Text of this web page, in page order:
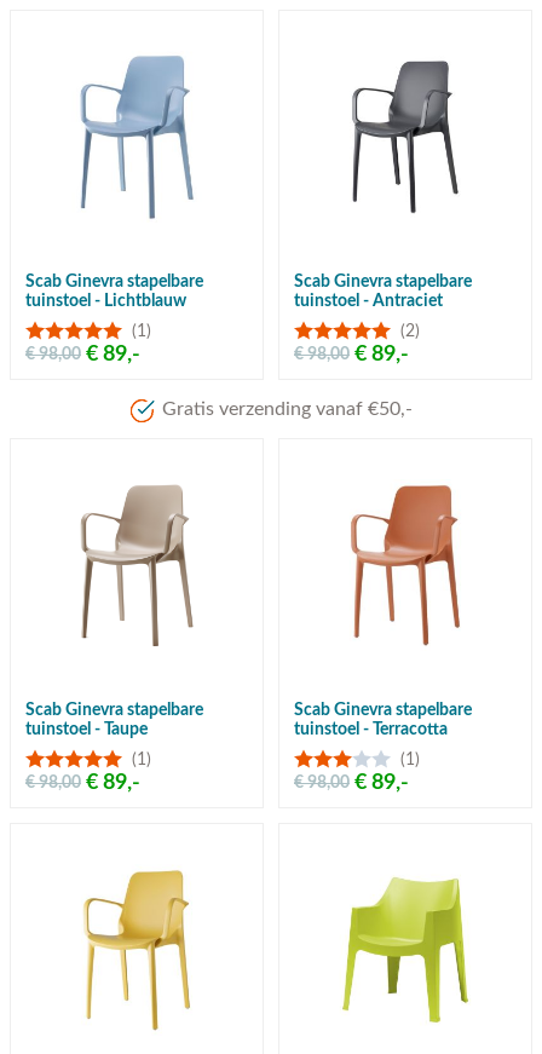
Scab Ginevra stapelbare
tuinstoel - Lichtblauw
(1)
€ 89,-
€ 98,00
Scab Ginevra stapelbare
tuinstoel - Antraciet
(2)
€ 89,-
€ 98,00
Meer dan 80 jaar
Scab Ginevra stapelbare
tuinstoel - Taupe
(1)
€ 89,-
€ 98,00
Scab Ginevra stapelbare
tuinstoel - Terracotta
(1)
€ 89,-
€ 98,00